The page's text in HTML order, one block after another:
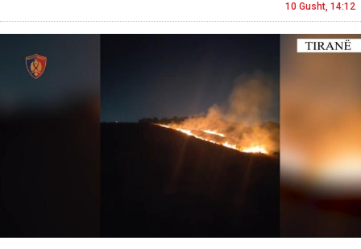
10 Gusht, 14:12